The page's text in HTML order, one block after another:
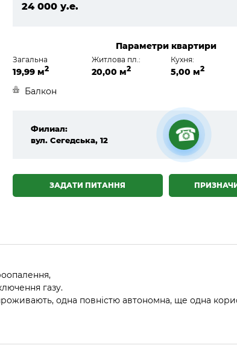
24 000 у.е.
Параметри квартири
Загальна
19,99 м2
Житлова пл.:
20,00 м2
Кухня:
5,00 м2
Балкон
Филиал:
вул. Сегедська, 12
☎
ЗАДАТИ ПИТАННЯ
газу.
одна повністю автономна, ще одна